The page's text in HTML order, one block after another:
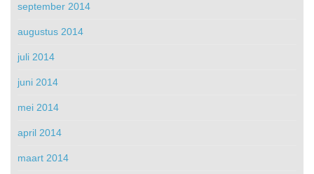
september 2014
augustus 2014
juli 2014
juni 2014
mei 2014
april 2014
maart 2014